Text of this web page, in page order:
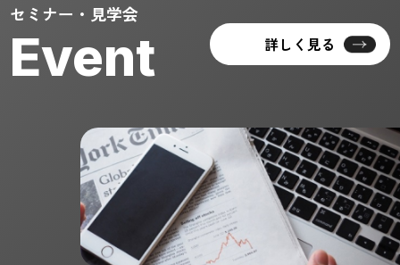
セミナー・見学会
Event 詳しく見る